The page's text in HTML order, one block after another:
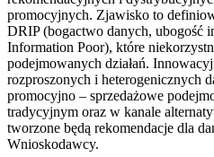
promocyjnych. Zjawisko to
DRIP (bogactwo danych, ubogość
Information Poor), które
podejmowanych działań.
rozproszonych i heterogenicznych
promocyjno – sprzedażowe
tradycyjnym oraz w kanale
tworzone będą rekomendacje dla
Wnioskodawcy.